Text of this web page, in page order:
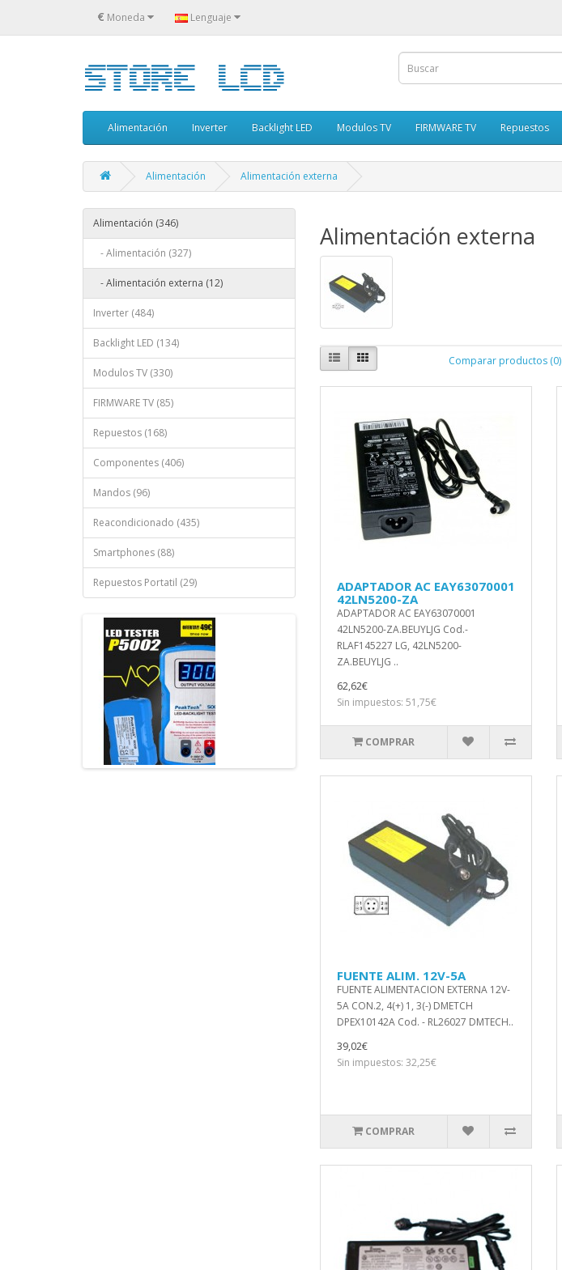
€ Moneda Lenguaje
Alimentación Inverter Backlight LED Modulos TV FIRMWARE TV Repuestos
Alimentación Alimentación externa
Alimentación (346)
- Alimentación (327)
- Alimentación externa (12)
Inverter (484)
Backlight LED (134)
Modulos TV (330)
FIRMWARE TV (85)
Repuestos (168)
Componentes (406)
Mandos (96)
Reacondicionado (435)
Smartphones (88)
Repuestos Portatil (29)
Alimentación externa
Comparar productos (0)
ADAPTADOR AC EAY63070001
42LN5200-ZA
ADAPTADOR AC EAY63070001
42LN5200-ZA.BEUYLJG Cod.-
RLAF145227 LG, 42LN5200-
ZA.BEUYLJG ..
62,62€
Sin impuestos: 51,75€
COMPRAR
FUENTE ALIM. 12V-5A
FUENTE ALIMENTACION EXTERNA 12V-
5A CON.2, 4(+) 1, 3(-) DMETCH
DPEX10142A Cod. - RL26027 DMTECH..
39,02€
Sin impuestos: 32,25€
COMPRAR